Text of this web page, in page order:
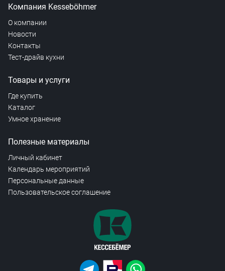
Компания Kesseböhmer
О компании
Новости
Контакты
Тест-драйв кухни
Товары и услуги
Где купить
Каталог
Умное хранение
Полезные материалы
Личный кабинет
Календарь мероприятий
Персональные данные
Пользовательское соглашение